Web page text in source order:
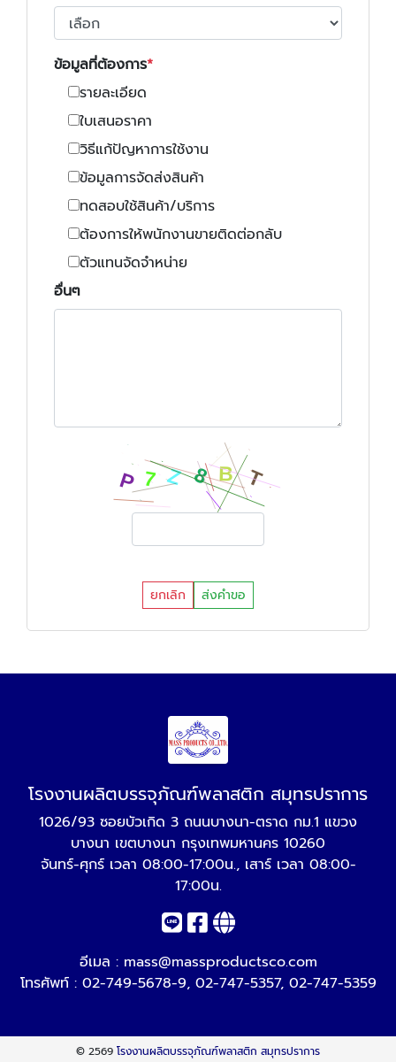
ข้อมูลที่ต้องการ
รายละเอียด
ใบเสนอราคา
วิธีแก้ปัญหาการใช้งาน
ข้อมูลการจัดส่งสินค้า
ทดสอบใช้สินค้า/บริการ
ต้องการให้พนักงานขายติดต่อกลับ
ตัวแทนจัดจำหน่าย
อื่นๆ
ยกเลิก ส่งคำขอ
โรงงานผลิตบรรจุภัณฑ์พลาสติก สมุทรปราการ
1026/93 ซอยบัวเกิด 3 ถนนบางนา-ตราด กม.1 แขวง
บางนา เขตบางนา กรุงเทพมหานคร 10260
จันทร์-ศุกร์ เวลา 08:00-17:00น., เสาร์ เวลา 08:00-
17:00น.
อีเมล : mass@massproductsco.com
โทรศัพท์ : 02-749-5678-9, 02-747-5357, 02-747-5359
© 2569 โรงงานผลิตบรรจุภัณฑ์พลาสติก สมุทรปราการ